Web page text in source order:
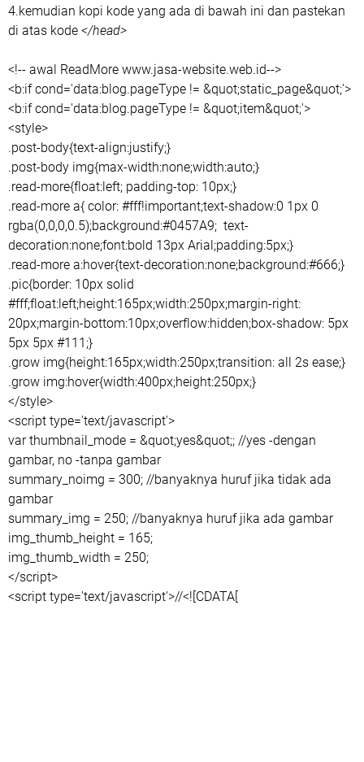
4.kemudian kopi kode yang ada di bawah ini dan pastekan
di atas kode </head>
<!-- awal ReadMore www.jasa-website.web.id-->
<b:if cond='data:blog.pageType != &quot;static_page&quot;'>
<b:if cond='data:blog.pageType != &quot;item&quot;'>
<style>
.post-body{text-align:justify;}
.post-body img{max-width:none;width:auto;}
.read-more{float:left; padding-top: 10px;}
.read-more a{ color: #fff!important;text-shadow:0 1px 0
rgba(0,0,0,0.5);background:#0457A9; text-
decoration:none;font:bold 13px Arial;padding:5px;}
.read-more a:hover{text-decoration:none;background:#666;}
.pic{border: 10px solid
#fff;float:left;height:165px;width:250px;margin-right:
20px;margin-bottom:10px;overflow:hidden;box-shadow: 5px
5px 5px #111;}
.grow img{height:165px;width:250px;transition: all 2s ease;}
.grow img:hover{width:400px;height:250px;}
</style>
<script type='text/javascript'>
var thumbnail_mode = &quot;yes&quot;; //yes -dengan
gambar, no -tanpa gambar
summary_noimg = 300; //banyaknya huruf jika tidak ada
gambar
summary_img = 250; //banyaknya huruf jika ada gambar
img_thumb_height = 165;
img_thumb_width = 250;
</script>
<script type='text/javascript'>//<![CDATA[